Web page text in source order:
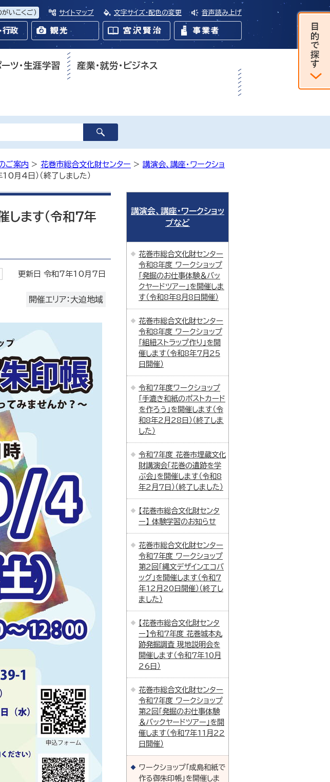
がいこくご） サイトマップ 文字サイズ・配色の変更 音声読み上げ
ーツ・生涯学習 産業・就労・ビジネス
ご案内 > 花巻市総合文化財センター > 講演会、講座・ワークショ
月4日）（終了しました）
します（令和7年
更新日 令和7年10月7日
開催エリア：大迫地域
講演会、講座・ワークショッ
プなど
花巻市総合文化財センター
令和8年度 ワークショップ
「発掘のお仕事体験＆バッ
クヤードツアー」を開催しま
す（令和8年8月8日開催）
花巻市総合文化財センター
令和8年度 ワークショップ
「組紐ストラップ作り」を開
催します（令和8年7月25
日開催）
令和7年度ワークショップ
「手漉き和紙のポストカード
を作ろう」を開催します（令
和8年2月28日）（終了しま
した）
令和7年度 花巻市埋蔵文化
財講演会「花巻の遺跡を学
ぶ会」を開催します（令和8
年2月7日）（終了しました）
【花巻市総合文化財センタ
ー】 体験学習のお知らせ
花巻市総合文化財センター
令和7年度 ワークショップ
第2回「縄文デザインエコバ
ッグ」を開催します（令和7
年12月20日開催）（終了し
ました）
【花巻市総合文化財センタ
ー】令和7年度 花巻城本丸
跡発掘調査 現地説明会を
開催します（令和7年10月
26日）
花巻市総合文化財センター
令和7年度 ワークショップ
第2回「発掘のお仕事体験
＆バックヤードツアー」を開
催します（令和7年11月22
日開催）
ワークショップ「成島和紙で
作る御朱印帳」を開催しま